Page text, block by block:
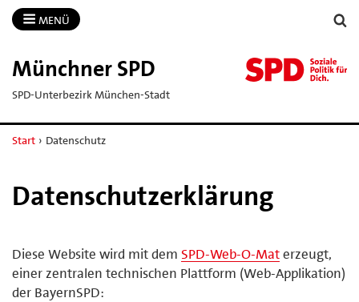
MENÜ
Münchner SPD
SPD-Unterbezirk München-Stadt
Start › Datenschutz
Datenschutzerklärung
Diese Website wird mit dem SPD-Web-O-Materzeugt,
einer zentralen technischen Plattform (Web-Applikation)
der BayernSPD: